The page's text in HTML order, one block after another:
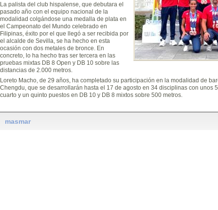
La palista del club hispalense, que debutara el
pasado año con el equipo nacional de la
modalidad colgándose una medalla de plata en
el Campeonato del Mundo celebrado en
Filipinas, éxito por el que llegó a ser recibida por
el alcalde de Sevilla, se ha hecho en esta
ocasión con dos metales de bronce. En
concreto, lo ha hecho tras ser tercera en las
pruebas mixtas DB 8 Open y DB 10 sobre las
distancias de 2.000 metros.
Loreto Macho, de 29 años, ha completado su participación en la modalidad de
Chengdu, que se desarrollarán hasta el 17 de agosto en 34 disciplinas con unos
cuarto y un quinto puestos en DB 10 y DB 8 mixtos sobre 500 metros.
masmar